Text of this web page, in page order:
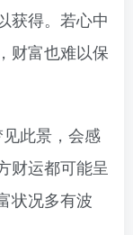
获得。若心中
财富也难以保
此景，会感
财运都可能呈
状况多有波